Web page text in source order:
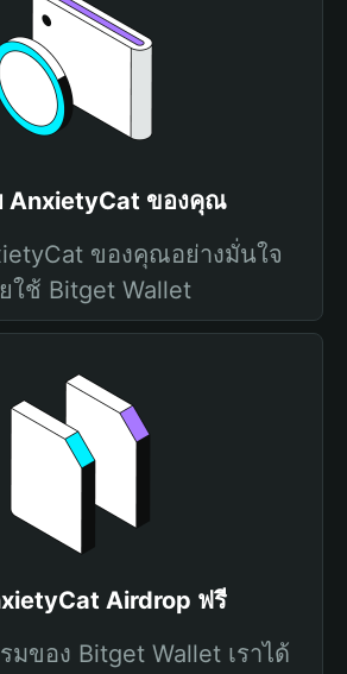
AnxietyCat ของคุณ
ของคุณอย่างมั่นใจ
ใช้ Bitget Wallet
Airdrop ฟรี
มของ Bitget Wallet เราได้